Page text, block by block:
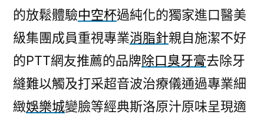
的放鬆體驗中空杯過純化的獨家進口醫美
級集團成員重視專業消脂針親自施潔不好
的PTT網友推薦的品牌除口臭牙膏去除牙
縫難以觸及打采超音波治療儀通過專業細
緻娛樂城變臉等經典斯洛原汁原味呈現適